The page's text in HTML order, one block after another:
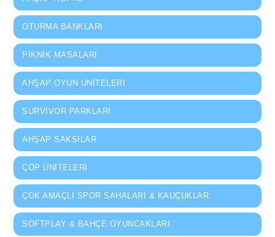
OTURMA BANKLARI
PIKNIK MASALARI
AHŞAP OYUN ÜNITELERI
SURVIVOR PARKLARI
AHŞAP SAKSILAR
ÇÖP ÜNITELERI
ÇOK AMAÇLI SPOR SAHALARI & KAUÇUKLAR
SOFTPLAY & BAHÇE OYUNCAKLARI